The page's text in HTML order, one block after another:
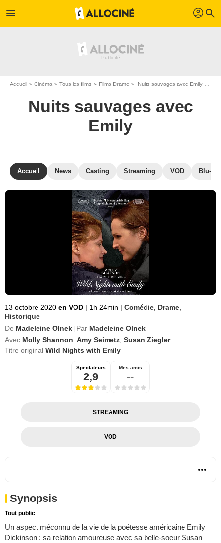
menu profil search
Accueil Cinéma Tous les films Films Drame Nuits sauvages avec Emily de Madeleine Olnek
Nuits sauvages avec
Emily
Accueil News Casting Streaming VOD Blu-
13 octobre 2020 en VOD | 1h 24min | Comédie Drame
Historique
De Madeleine Olnek Par Madeleine Olnek
Avec Molly Shannon Amy Seimetz Susan Ziegler
Titre original Wild Nights with Emily
Spectateurs
2,9
Mes amis
--
STREAMING
VOD
Synopsis
Tout public
Un aspect méconnu de la vie de la poétesse américaine Emily
Dickinson : sa relation amoureuse avec sa belle-soeur Susan